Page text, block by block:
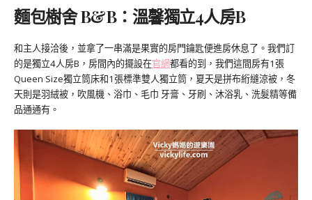
麵包樹舍 B&B：溫馨獨立4人房B
和主人接洽後，並拿了一串滿是果實的房門鑰匙便進房休息了。我們訂
的是獨立4人房B，房間內的擺設在官網都看的到，我們這間房有1張
Queen Size獨立筒床和1張標準雙人獨立筒，夏天是拼布絎縫涼被，冬
天則是羽絨被，吹風機、浴巾、毛巾 牙膏、牙刷、沐浴乳、洗髮精等備
品通通有。